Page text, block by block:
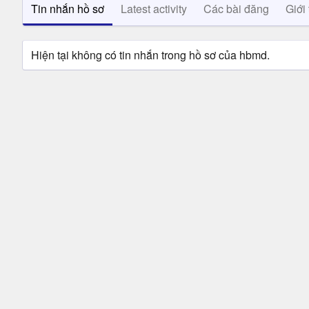
Tin nhắn hồ sơ Latest activity Các bài đăng Giới
Hiện tại không có tin nhắn trong hồ sơ của hbmd.